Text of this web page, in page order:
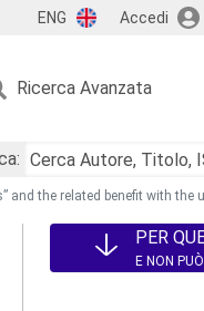
ENG Accedi
Ricerca Avanzata
and the related benefit with the
PER
E NON